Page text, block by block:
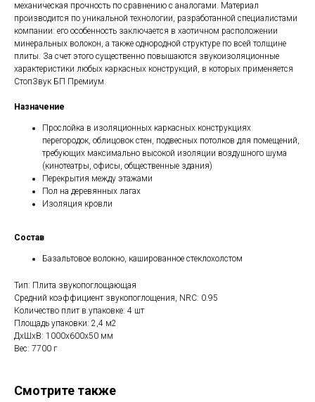
механическая прочность по сравнению с аналогами. Материал
производится по уникальной технологии, разработанной специалистами
компании: его особенность заключается в хаотичном расположении
минеральных волокон, а также однородной структуре по всей толщине
плиты. За счет этого существенно повышаются звукоизоляционные
характеристики любых каркасных конструкций, в которых применяется
СтопЗвук БП Премиум.
Назначение
Прослойка в изоляционных каркасных конструкциях
перегородок, облицовок стен, подвесных потолков для помещений,
требующих максимально высокой изоляции воздушного шума
(кинотеатры, офисы, общественные здания)
Перекрытия между этажами
Пол на деревянных лагах
Изоляция кровли
Состав
Базальтовое волокно, кашированное стеклохолстом
Тип: Плита звукопоглощающая
Средний коэффициент звукопоглощения, NRC: 0.95
Количество плит в упаковке: 4 шт
Площадь упаковки: 2,4 м2
ДxШxВ: 1000x600x50 мм
Вес: 7700 г
Смотрите также